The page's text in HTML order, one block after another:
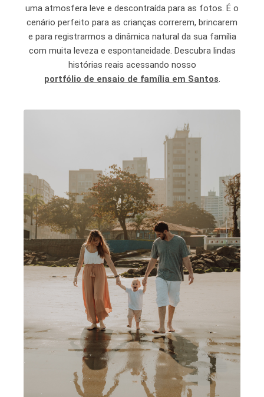
uma atmosfera leve e descontraída para as fotos. É o
cenário perfeito para as crianças correrem, brincarem
e para registrarmos a dinâmica natural da sua família
com muita leveza e espontaneidade. Descubra lindas
histórias reais acessando nosso
portfólio de ensaio de família em Santos.